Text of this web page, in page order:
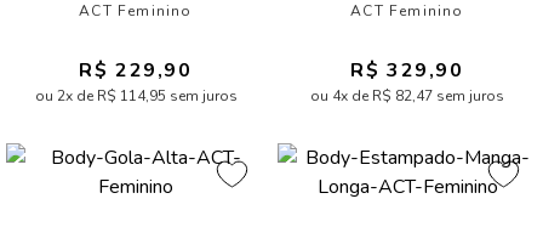
ACT Feminino
R$ 229,90
ou 2x de R$ 114,95 sem juros
ACT Feminino
R$ 329,90
ou 4x de R$ 82,47 sem juros